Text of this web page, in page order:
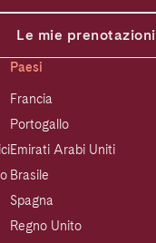
Le mie prenotazioni
Paesi
Francia
Portogallo
Emirati Arabi Uniti
Brasile
Spagna
Regno Unito